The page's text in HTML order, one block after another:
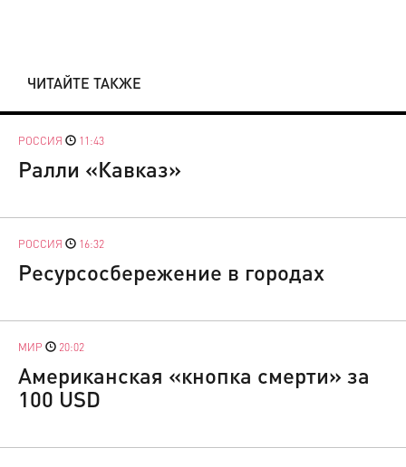
ЧИТАЙТЕ ТАКЖЕ
РОССИЯ 11:43
Ралли «Кавказ»
РОССИЯ 16:32
Ресурсосбережение в городах
МИР 20:02
Американская «кнопка смерти» за
100 USD